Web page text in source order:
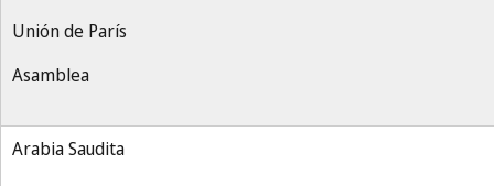
Unión de París
Asamblea
Arabia Saudita